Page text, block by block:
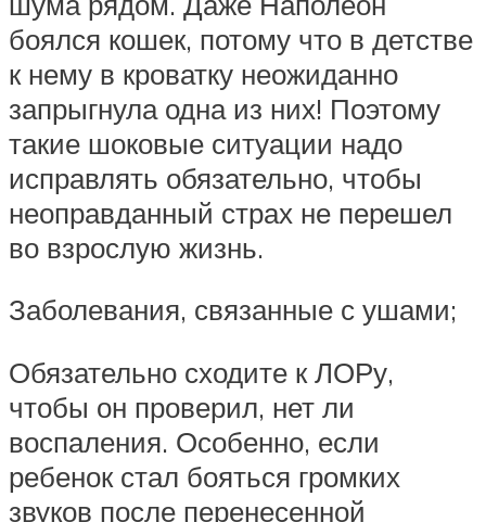
боялся кошек, потому что в детстве
к нему в кроватку неожиданно
запрыгнула одна из них! Поэтому
такие шоковые ситуации надо
исправлять обязательно, чтобы
неоправданный страх не перешел
во взрослую жизнь.
Заболевания, связанные с ушами;
Обязательно сходите к ЛОРу,
чтобы он проверил, нет ли
воспаления. Особенно, если
ребенок стал бояться громких
звуков после перенесенной